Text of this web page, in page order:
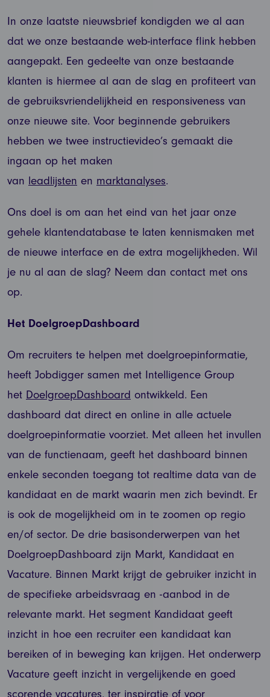
In onze laatste nieuwsbrief kondigden we al aan
dat we onze bestaande web-interface flink hebben
aangepakt. Een gedeelte van onze bestaande
klanten is hiermee al aan de slag en profiteert van
de gebruiksvriendelijkheid en responsiveness van
onze nieuwe site. Voor beginnende gebruikers
hebben we twee instructievideo’s gemaakt die
ingaan op het maken
van leadlijsten en marktanalyses.
Ons doel is om aan het eind van het jaar onze
gehele klantendatabase te laten kennismaken met
de nieuwe interface en de extra mogelijkheden. Wil
je nu al aan de slag? Neem dan contact met ons
op.
Het DoelgroepDashboard
Om recruiters te helpen met doelgroepinformatie,
heeft Jobdigger samen met Intelligence Group
het DoelgroepDashboard ontwikkeld. Een
dashboard dat direct en online in alle actuele
doelgroepinformatie voorziet. Met alleen het invullen
van de functienaam, geeft het dashboard binnen
enkele seconden toegang tot realtime data van de
kandidaat en de markt waarin men zich bevindt. Er
is ook de mogelijkheid om in te zoomen op regio
en/of sector. De drie basisonderwerpen van het
DoelgroepDashboard zijn Markt, Kandidaat en
Vacature. Binnen Markt krijgt de gebruiker inzicht in
de specifieke arbeidsvraag en -aanbod in de
relevante markt. Het segment Kandidaat geeft
inzicht in hoe een recruiter een kandidaat kan
bereiken of in beweging kan krijgen. Het onderwerp
Vacature geeft inzicht in vergelijkende en goed
scorende vacatures, ter inspiratie of voor